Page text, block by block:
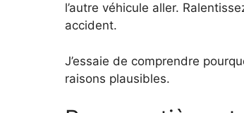
l’autre véhicule aller.
accident.
J’essaie de comprendre
raisons plausibles.